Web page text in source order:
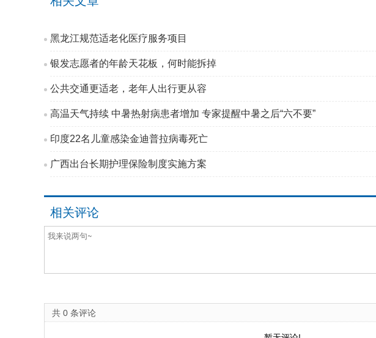
黑龙江规范适老化医疗服务项目
银发志愿者的年龄天花板，何时能拆掉
公共交通更适老，老年人出行更从容
高温天气持续 中暑热射病患者增加 专家提醒中暑之后“六不要”
印度22名儿童感染金迪普拉病毒死亡
广西出台长期护理保险制度实施方案
相关评论
共 0 条评论